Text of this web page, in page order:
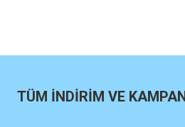
TÜM İNDİRİM VE